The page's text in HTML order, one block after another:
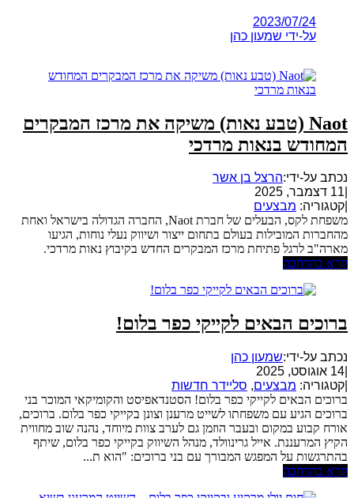
2023/07/24
על-ידי שמעון כהן
Naot (טבע נאות) משיקה את מרכז המבקרים
המחודש בנאות מרדכי
נכתב על-ידי:הרצל בן אשר
11 דצמבר, 2025
קטגוריה: מבצעים
משפחת לקס, הבעלים של חברת Naot, החברה הגדולה בישראל ואחת
מהחברות המובילות בעולם בתחום ייצור ושיווק נעלי נוחות, הגיעו
מארה"ב לרגל פתיחת מרכז המבקרים החדש בקיבוץ נאות מרדכי.
קרא בהרחבה
ברוכים הבאים לקייקי כפר בלום!
נכתב על-ידי:שמעון כהן
14 אוגוסט, 2025
קטגוריה: מבצעים, סליידר חדשות
ברוכים הבאים לקייקי כפר בלום! הסטנדאפיסט והקומיקאי המוכר בני
ברוכים הגיע עם משפחתו לשייט מרענן וצונן בקייקי כפר בלום. ברוכים,
אורח קבוע במקום ובעבר הוזמן גם לערב צוות מיוחד, נהנה שוב מחווית
הקיץ המרעננת. אייל גרינוולד, מנהל השיווק בקייקי כפר בלום, שיתף
בהתרגשות על המפגש המבורך עם בני ברוכים: "הוא ת...
קרא בהרחבה